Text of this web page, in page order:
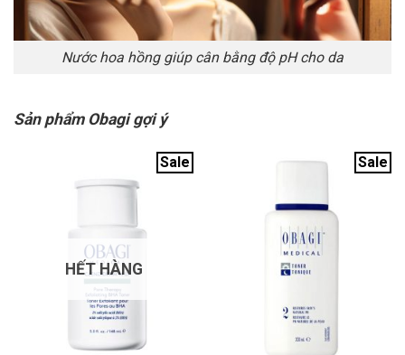
Nước hoa hồng giúp cân bằng độ pH cho da
Sản phẩm Obagi gợi ý
Sale
HẾT HÀNG
Sale